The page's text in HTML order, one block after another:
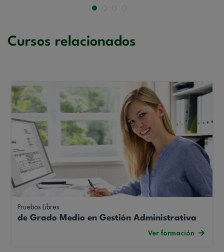
Cursos relacionados
Pruebas Libres
de Grado Medio en Gestión Administrativa
Ver formación